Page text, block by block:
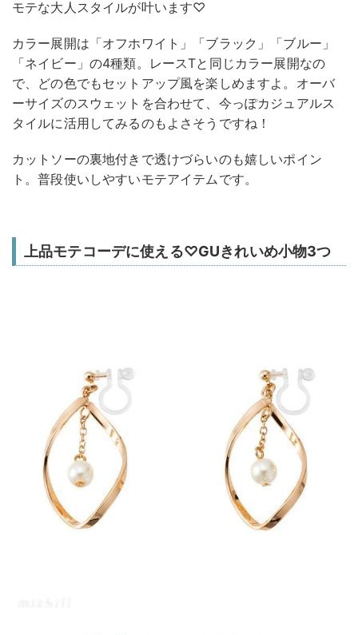
モテな大人スタイルが叶います♡
カラー展開は「オフホワイト」「ブラック」「ブルー」
「ネイビー」の4種類。レースTと同じカラー展開なの
で、どの色でもセットアップ風を楽しめますよ。オーバ
ーサイズのスウェットを合わせて、今っぽカジュアルス
タイルに活用してみるのもよさそうですね！
カットソーの裏地付きで透けづらいのも嬉しいポイン
ト。普段使いしやすいモテアイテムです。
上品モテコーデに使える♡GUきれいめ小物3つ